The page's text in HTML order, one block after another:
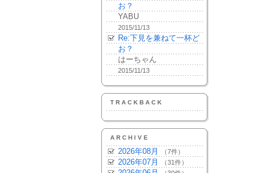
お？
YABU
2015/11/13
Re:下見を兼ねて一杯ど
お？
はーちゃん
2015/11/13
TRACKBACK
ARCHIVE
2026年08月 （7件）
2026年07月 （31件）